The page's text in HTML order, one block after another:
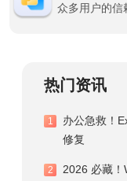
众多用户的信
热门资讯
1
办公急救！
修复
2
2026 必藏